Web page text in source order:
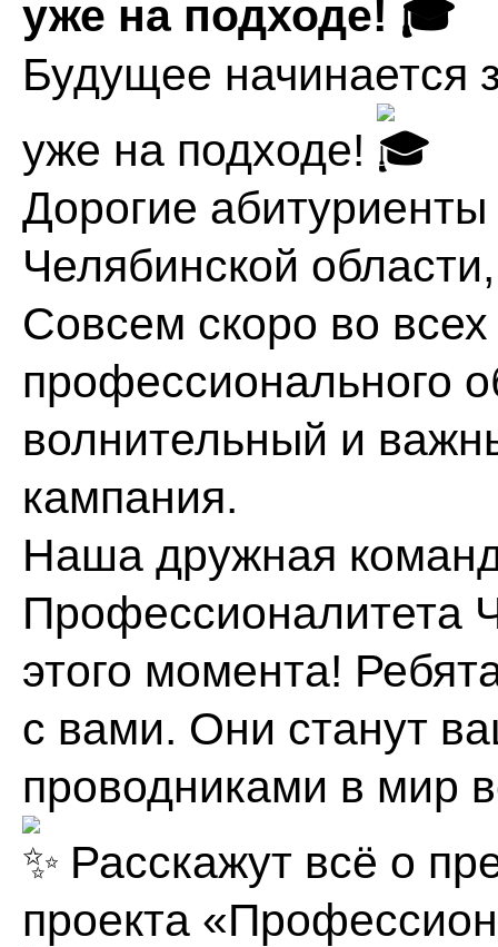
уже на подходе! 🎓
Будущее начинается
уже на подходе!
Дорогие
Челябинской
Совсем скоро во
профессионального
волнительный и
кампания.
Наша дружная
Профессионалитета
этого момента!
с вами. Они станут
проводниками в мир
Расскажут всё о
проекта